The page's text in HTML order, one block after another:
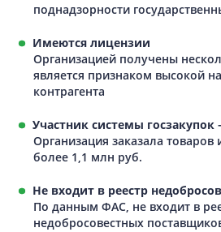
поднадзорности
Имеются лицензии
Организацией получены
является признаком высокой
контрагента
Участник системы госзакупок
Организация заказала товаров
более 1,1 млн руб.
Не входит в реестр
По данным ФАС, не входит в
недобросовестных